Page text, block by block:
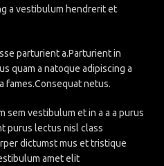
a vestibulum hendrerit et
parturient a.Parturient in
quam a natoque adipiscing a
fames.Consequat netus.
sem vestibulum et in a a a purus
purus lectus nisl class
dictumst mus et tristique
amet elit